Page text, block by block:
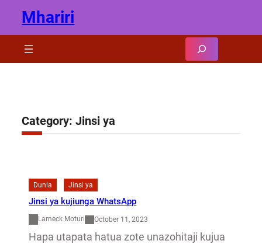
content
Mhariri
Category:Jinsi ya
Dunia Jinsi ya
Jinsi ya kujiunga WhatsApp
Lameck Moturi October 11, 2023
Hapa utapata hatua zote unazohitaji kujua